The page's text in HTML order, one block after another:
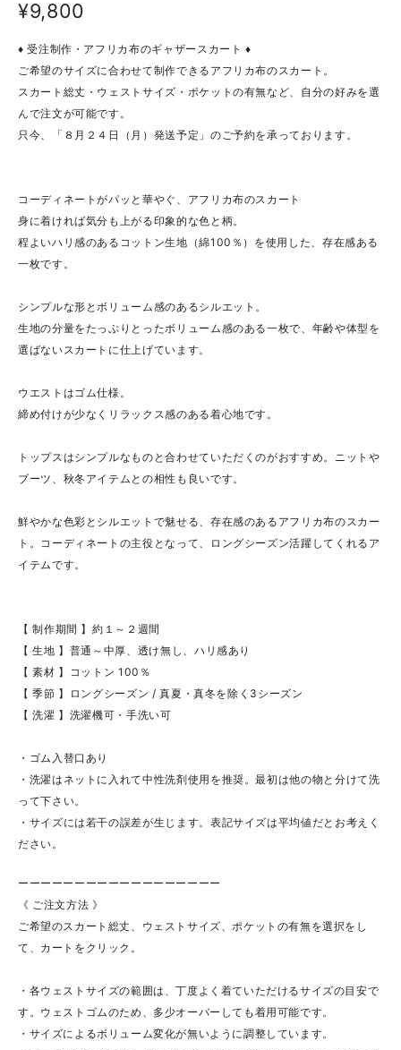
¥9,800
♦ 受注制作・アフリカ布のギャザースカート ♦
ご希望のサイズに合わせて制作できるアフリカ布のスカート。
スカート総丈・ウェストサイズ・ポケットの有無など、自分の好みを選
んで注文が可能です。
只今、「８月２４日（月）発送予定」のご予約を承っております。
コーディネートがパッと華やぐ、アフリカ布のスカート
身に着ければ気分も上がる印象的な色と柄。
程よいハリ感のあるコットン生地（綿100％）を使用した、存在感ある
一枚です。
シンプルな形とボリューム感のあるシルエット。
生地の分量をたっぷりとったボリューム感のある一枚で、年齢や体型を
選ばないスカートに仕上げています。
ウエストはゴム仕様。
締め付けが少なくリラックス感のある着心地です。
トップスはシンプルなものと合わせていただくのがおすすめ。ニットや
ブーツ、秋冬アイテムとの相性も良いです。
鮮やかな色彩とシルエットで魅せる、存在感のあるアフリカ布のスカー
ト。コーディネートの主役となって、ロングシーズン活躍してくれるア
イテムです。
【 制作期間 】約１～２週間
【 生地 】普通～中厚、透け無し、ハリ感あり
【 素材 】コットン 100％
【 季節 】ロングシーズン / 真夏・真冬を除く3シーズン
【 洗濯 】洗濯機可・手洗い可
・ゴム入替口あり
・洗濯はネットに入れて中性洗剤使用を推奨。最初は他の物と分けて洗
って下さい。
・サイズには若干の誤差が生じます。表記サイズは平均値だとお考えく
ださい。
ーーーーーーーーーーーーーーーーーー
《 ご注文方法 》
ご希望のスカート総丈、ウェストサイズ、ポケットの有無を選択をし
て、カートをクリック。
・各ウェストサイズの範囲は、丁度よく着ていただけるサイズの目安で
す。ウェストゴムのため、多少オーバーしても着用可能です。
・サイズによるボリューム変化が無いように調整しています。